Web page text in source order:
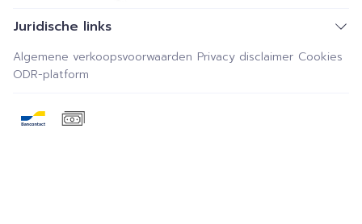
Juridische links
Algemene verkoopsvoorwaarden Privacy disclaimer Cookies
ODR-platform